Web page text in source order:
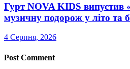
Гурт NOVA KIDS випустив
музичну подорож у літо та
4 Серпня, 2026
Post Comment